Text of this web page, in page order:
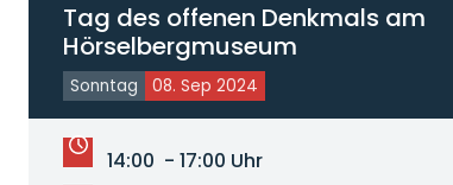
Tag des offenen Denkmals am
Hörselbergmuseum
Sonntag 08. Sep 2024
14:00 - 17:00 Uhr